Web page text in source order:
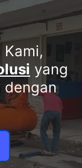
yang
dengan